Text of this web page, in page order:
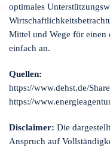
optimales
Mittel und Wege für einen
einfach an.
Quellen:
https://www.dehst.de/
https://
Disclaimer: Die
Anspruch auf